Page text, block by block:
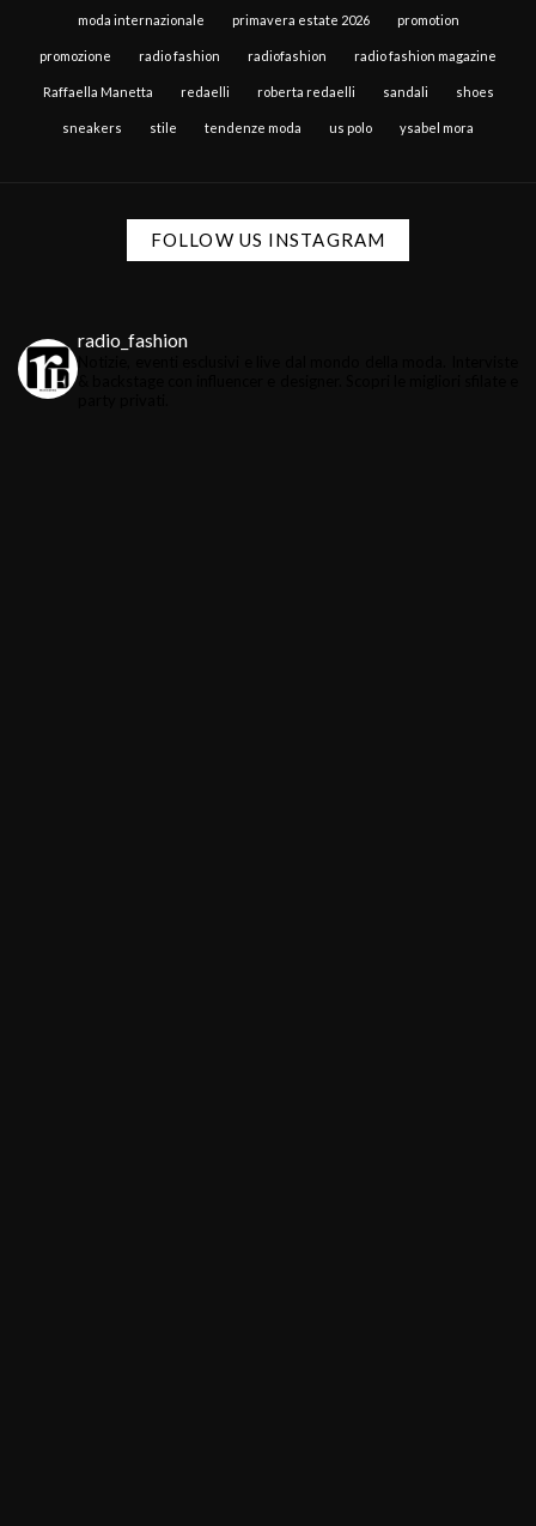
moda internazionale primavera estate 2026 promotion
promozione radio fashion radiofashion radio fashion magazine
Raffaella Manetta redaelli roberta redaelli sandali shoes
sneakers stile tendenze moda us polo ysabel mora
FOLLOW US INSTAGRAM
radio_fashion